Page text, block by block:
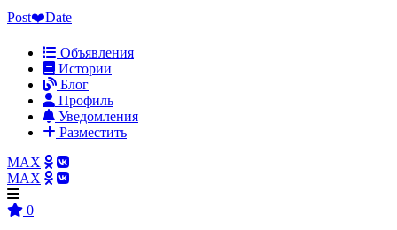
Post❤️Date
Объявления
Истории
Блог
Профиль
Уведомления
Разместить
MAX
MAX
0